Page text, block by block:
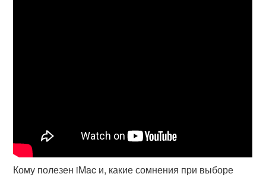
Кому полезен iMac и, какие сомнения при выборе